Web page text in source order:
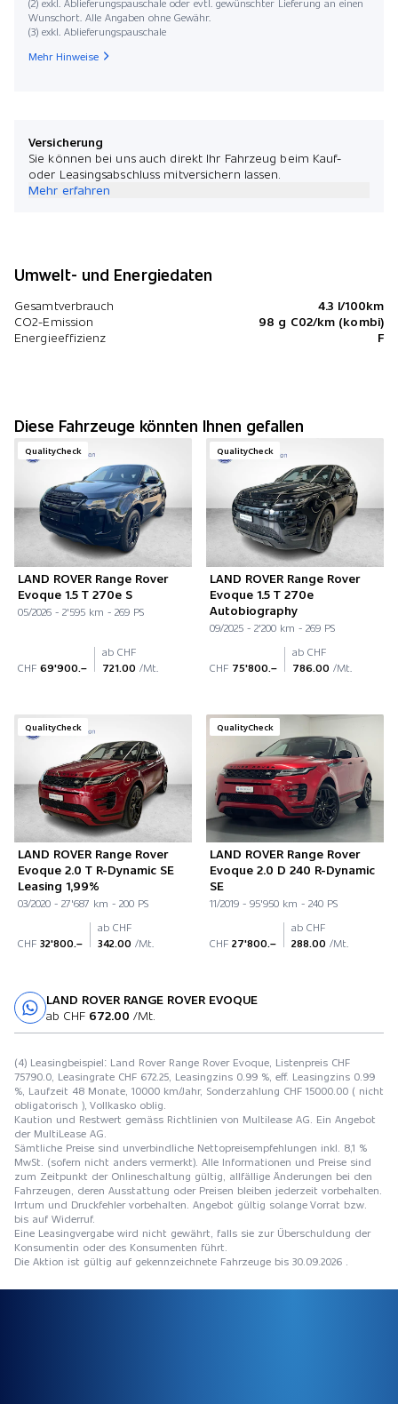
(2) exkl. Ablieferungspauschale oder evtl. gewünschter Lieferung an einen
Wunschort. Alle Angaben ohne Gewähr.
(3) exkl. Ablieferungspauschale
Mehr Hinweise
Versicherung
Sie können bei uns auch direkt Ihr Fahrzeug beim Kauf-
oder Leasingsabschluss mitversichern lassen.
Mehr erfahren
Umwelt- und Energiedaten
Gesamtverbrauch
4.3 l/100km
CO2-Emission
98 g C02/km (kombi)
Energieeffizienz
F
Diese Fahrzeuge könnten Ihnen gefallen
QualityCheck
LAND ROVER Range Rover
Evoque 1.5 T 270e S
05/2026 - 2'595 km - 269 PS
CHF 69'900.–
ab CHF
721.00 /Mt.
QualityCheck
LAND ROVER Range Rover
Evoque 1.5 T 270e
Autobiography
09/2025 - 2'200 km - 269 PS
CHF 75'800.–
ab CHF
786.00 /Mt.
QualityCheck
LAND ROVER Range Rover
Evoque 2.0 T R-Dynamic SE
Leasing 1,99%
03/2020 - 27'687 km - 200 PS
CHF 32'800.–
ab CHF
342.00 /Mt.
QualityCheck
LAND ROVER Range Rover
Evoque 2.0 D 240 R-Dynamic
SE
11/2019 - 95'950 km - 240 PS
CHF 27'800.–
ab CHF
288.00 /Mt.
LAND ROVER RANGE ROVER EVOQUE
ab CHF 672.00 /Mt.
(4) Leasingbeispiel: Land Rover Range Rover Evoque, Listenpreis CHF
75790.0, Leasingrate CHF 672.25, Leasingzins 0.99 %, eff. Leasingzins 0.99
%, Laufzeit 48 Monate, 10000 km/Jahr, Sonderzahlung CHF 15000.00 ( nicht
obligatorisch ), Vollkasko oblig.
Kaution und Restwert gemäss Richtlinien von Multilease AG. Ein Angebot
der MultiLease AG.
Sämtliche Preise sind unverbindliche Nettopreisempfehlungen inkl. 8,1 %
MwSt. (sofern nicht anders vermerkt). Alle Informationen und Preise sind
zum Zeitpunkt der Onlineschaltung gültig, allfällige Änderungen bei den
Fahrzeugen, deren Ausstattung oder Preisen bleiben jederzeit vorbehalten.
Irrtum und Druckfehler vorbehalten. Angebot gültig solange Vorrat bzw.
bis auf Widerruf.
Eine Leasingvergabe wird nicht gewährt, falls sie zur Überschuldung der
Konsumentin oder des Konsumenten führt.
Die Aktion ist gültig auf gekennzeichnete Fahrzeuge bis 30.09.2026 .